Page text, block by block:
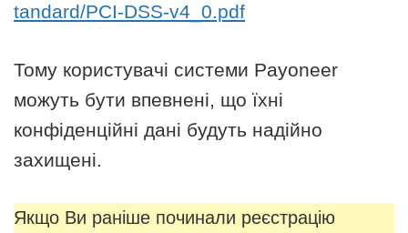
tandard/PCI-DSS-v4_0.pdf
Тому користувачі системи Payoneer
можуть бути впевнені, що їхні
конфіденційні дані будуть надійно
захищені.
Якщо Ви раніше починали реєстрацію